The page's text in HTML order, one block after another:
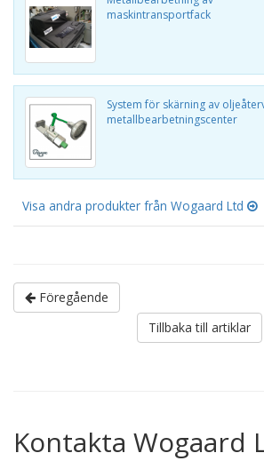
maskintransportfack
System för skärning av
metallbearbetningscenter
Visa andra produkter från Wogaard Ltd
Föregående
Tillbaka till artiklar
Kontakta Wogaard